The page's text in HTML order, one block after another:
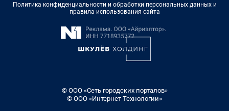
Политика конфиденциальности и обработки персональных данных и
правила использования сайта
© ООО «Сеть городских порталов»
© ООО «Интернет Технологии»